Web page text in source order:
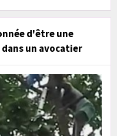
d'être une
un avocatier